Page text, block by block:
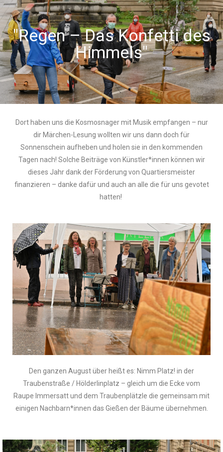
"Regen – Das Konfetti des
Himmels"
Dort haben uns die Kosmosnager mit Musik empfangen – nur
dir Märchen-Lesung wollten wir uns dann doch für
Sonnenschein aufheben und holen sie in den kommenden
Tagen nach! Solche Beiträge von Künstler*innen können wir
dieses Jahr dank der Förderung von Quartiersmeister
finanzieren – danke dafür und auch an alle die für uns gevotet
hatten!
Den ganzen August über heißt es: Nimm Platz! in der
Traubenstraße / Hölderlinplatz – gleich um die Ecke vom
Raupe Immersatt und dem Traubenplätzle die gemeinsam mit
einigen Nachbarn*innen das Gießen der Bäume übernehmen.